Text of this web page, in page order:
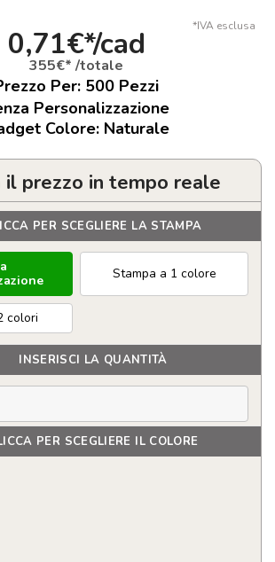
*IVA esclusa
0,71€*/cad
355€* /totale
Per: 500 Pezzi
Personalizzazione
Colore: Naturale
il prezzo in tempo reale
PER SCEGLIERE LA STAMPA
Stampa a 1 colore
colori
INSERISCI LA QUANTITÀ
PER SCEGLIERE IL COLORE